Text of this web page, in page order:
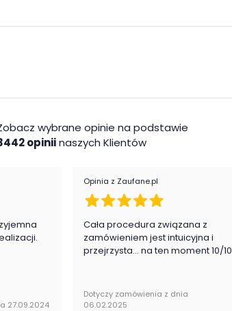
wybrane opinie na podstawie
opiniinaszych Klientów
27.09.2024
Opinia z Zaufane.pl
Cała procedura związana z
zamówieniem jest intuicyjna i
przejrzysta... na ten moment 10/10
Dotyczy zamówienia z dnia
06.02.2025